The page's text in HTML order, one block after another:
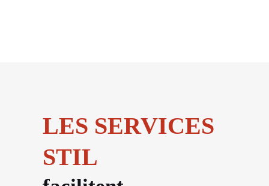
LES SERVICES
STIL